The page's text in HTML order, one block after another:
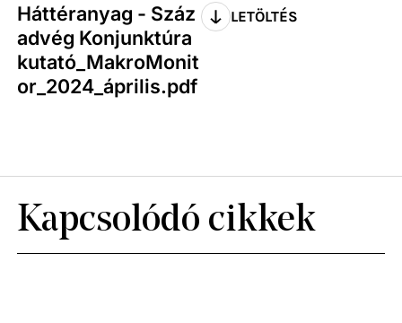
Háttéranyag - Száz
advég Konjunktúra
kutató_MakroMonit
or_2024_április.pdf
LETÖLTÉS
Kapcsolódó cikkek